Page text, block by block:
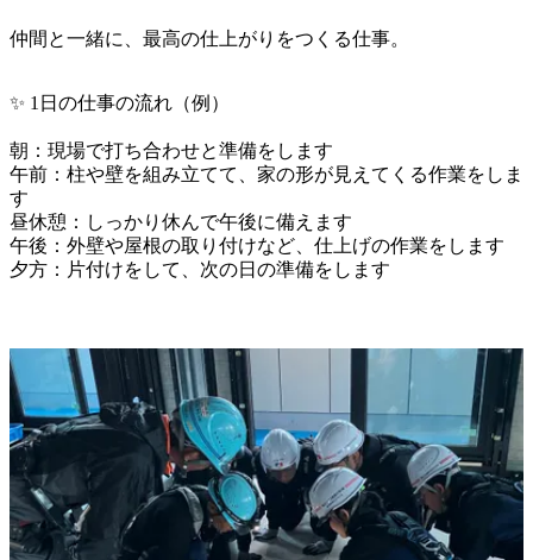
仲間と一緒に、最高の仕上がりをつくる仕事。
✨ 1日の仕事の流れ（例）
朝：現場で打ち合わせと準備をします
午前：柱や壁を組み立てて、家の形が見えてくる作業をしま
す
昼休憩：しっかり休んで午後に備えます
午後：外壁や屋根の取り付けなど、仕上げの作業をします
夕方：片付けをして、次の日の準備をします